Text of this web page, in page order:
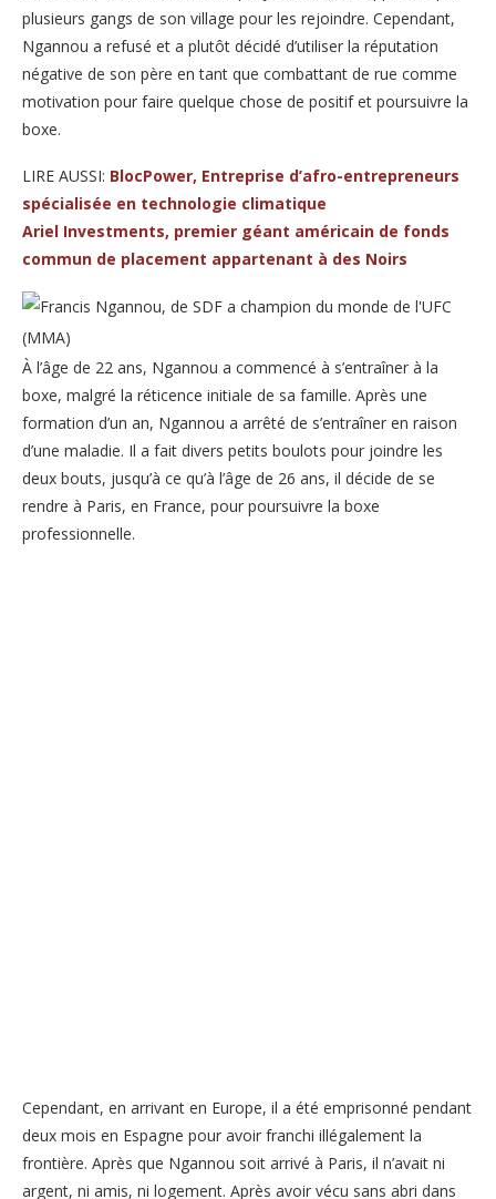
plusieurs gangs de son village pour les rejoindre. Cependant,
Ngannou a refusé et a plutôt décidé d’utiliser la réputation
négative de son père en tant que combattant de rue comme
motivation pour faire quelque chose de positif et poursuivre la
boxe.
LIRE AUSSI: BlocPower, Entreprise d’afro-entrepreneurs
spécialisée en technologie climatique
Ariel Investments, premier géant américain de fonds
commun de placement appartenant à des Noirs
À l’âge de 22 ans, Ngannou a commencé à s’entraîner à la
boxe, malgré la réticence initiale de sa famille. Après une
formation d’un an, Ngannou a arrêté de s’entraîner en raison
d’une maladie. Il a fait divers petits boulots pour joindre les
deux bouts, jusqu’à ce qu’à l’âge de 26 ans, il décide de se
rendre à Paris, en France, pour poursuivre la boxe
professionnelle.
Cependant, en arrivant en Europe, il a été emprisonné pendant
deux mois en Espagne pour avoir franchi illégalement la
frontière. Après que Ngannou soit arrivé à Paris, il n’avait ni
argent, ni amis, ni logement. Après avoir vécu sans abri dans